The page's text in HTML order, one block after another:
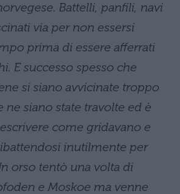
Battelli, panfili, navi
via per non essersi
prima di essere afferrati
E successo spesso che
si siano avvicinate troppo
ne siano state travolte ed è
come gridavano e
inutilmente per
orso tentò una volta di
e Moskoe ma venne